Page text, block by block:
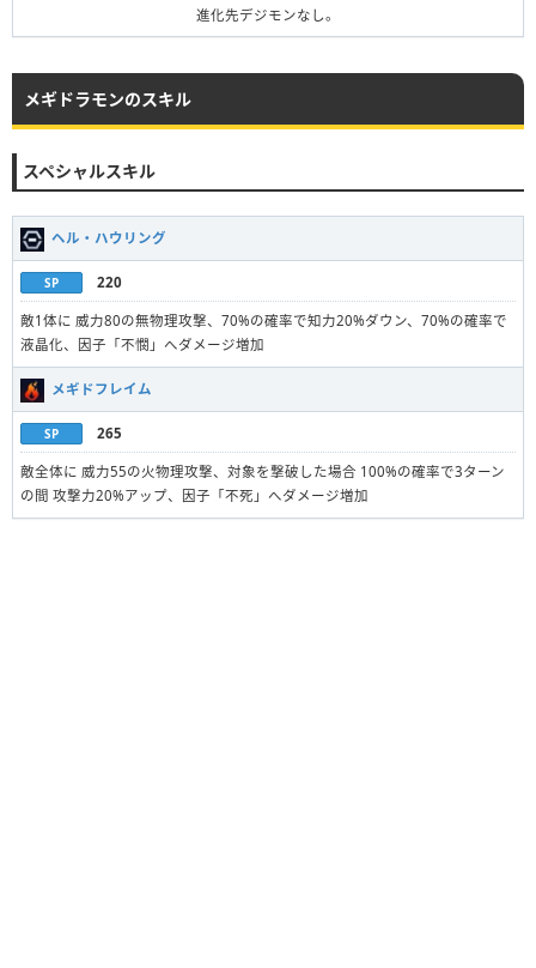
進化先デジモンなし。
メギドラモンのスキル
スペシャルスキル
ヘル・ハウリング
SP 220
敵1体に 威力80の無物理攻撃、70%の確率で知力20%ダウン、70%の確率で
液晶化、因子「不憫」へダメージ増加
メギドフレイム
SP 265
敵全体に 威力55の火物理攻撃、対象を撃破した場合 100%の確率で3ターン
の間 攻撃力20%アップ、因子「不死」へダメージ増加